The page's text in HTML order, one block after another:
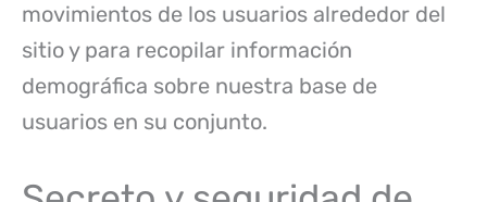
movimientos de los usuarios alrededor del
sitio y para recopilar información
demográfica sobre nuestra base de
usuarios en su conjunto.